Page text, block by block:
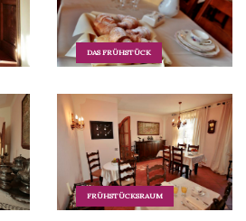
DAS FRÜHSTÜCK
FRÜHSTÜCKSRAUM